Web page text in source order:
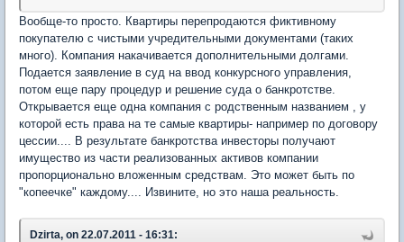
Вообще-то просто. Квартиры перепродаются фиктивному
покупателю с чистыми учредительными документами (таких
много). Компания накачивается дополнительными долгами.
Подается заявление в суд на ввод конкурсного управления,
потом еще пару процедур и решение суда о банкротстве.
Открывается еще одна компания с родственным названием , у
которой есть права на те самые квартиры- например по договору
цессии.... В результате банкротства инвесторы получают
имущество из части реализованных активов компании
пропорционально вложенным средствам. Это может быть по
"копеечке" каждому.... Извините, но это наша реальность.
Dzirta, on 22.07.2011 - 16:31: